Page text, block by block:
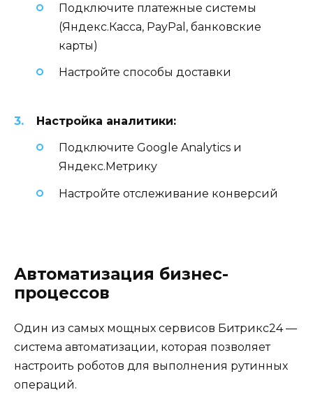
Подключите платежные системы
(Яндекс.Касса, PayPal, банковские
карты)
Настройте способы доставки
Настройка аналитики:
Подключите Google Analytics и
Яндекс.Метрику
Настройте отслеживание конверсий
Автоматизация бизнес-
процессов
Один из самых мощных сервисов Битрикс24 —
система автоматизации, которая позволяет
настроить роботов для выполнения рутинных
операций.